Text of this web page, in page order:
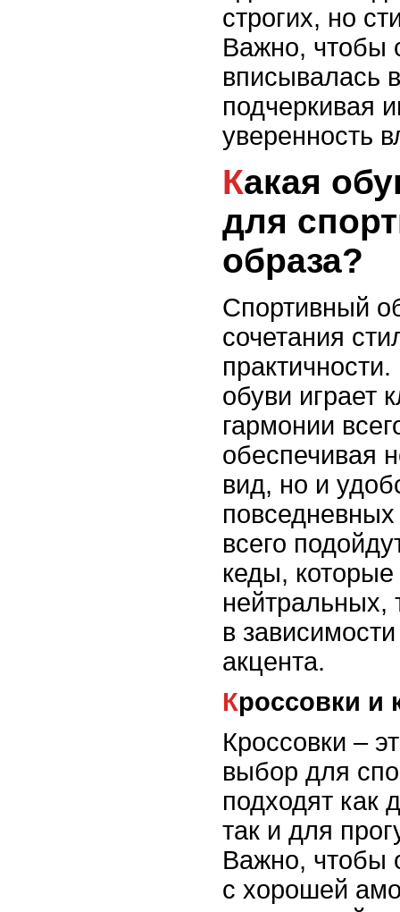
строгих, но
Важно, чтобы
вписывалась
подчеркивая
уверенность
Какая обувь подходит
для
образа?
Спортивный
сочетания
обуви играет
гармонии
обеспечивая
вид, но и
всего
кеды,
нейтральных,
в
акцента.
Кроссовки и
Кроссовки –
выбор для
подходят как
так и для
Важно, чтобы
с хорошей